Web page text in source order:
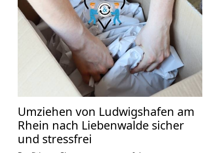
Umziehen von Ludwigshafen am
Rhein nach Liebenwalde sicher
und stressfrei